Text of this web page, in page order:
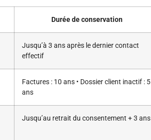
Durée de conservation
Jusqu’à 3 ans après le dernier contact
effectif
Factures : 10 ans • Dossier client inactif : 5
ans
Jusqu’au retrait du consentement + 3 ans